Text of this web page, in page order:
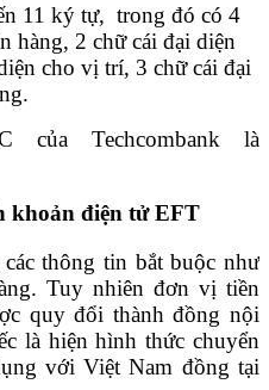
11 ký tự, trong đó có 4
hàng, 2 chữ cái đại diện
cho vị trí, 3 chữ cái đại
của Techcombank là
khoản điện tử EFT
thông tin bắt buộc như
Tuy nhiên đơn vị tiền
quy đổi thành đồng nội
là hiện hình thức chuyển
với Việt Nam đồng tại